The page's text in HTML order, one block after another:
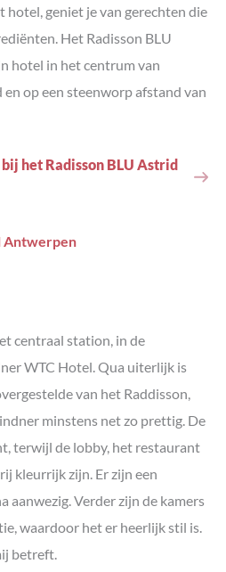
geniet je van gerechten die
Het Radisson BLU
hotel in het centrum van
op een steenworp afstand van
het Radisson BLU Astrid
centraal station, in de
WTC Hotel. Qua uiterlijk is
van het Raddisson,
minstens net zo prettig. De
terwijl de lobby, het restaurant
kleurrijk zijn. Er zijn een
aanwezig. Verder zijn de kamers
waardoor het er heerlijk stil is.
betreft.